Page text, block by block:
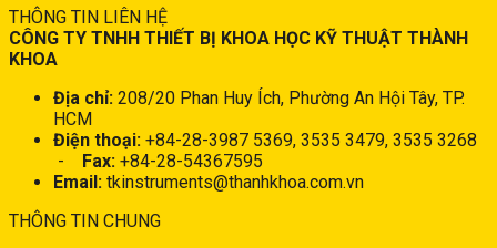
THÔNG TIN LIÊN HỆ
CÔNG TY TNHH THIẾT BỊ KHOA HỌC KỸ THUẬT THÀNH
KHOA
Địa chỉ: 208/20 Phan Huy Ích, Phường An Hội Tây, TP.
HCM
Điện thoại: +84-28-3987 5369, 3535 3479, 3535 3268
- Fax: +84-28-54367595
Email: tkinstruments@thanhkhoa.com.vn
THÔNG TIN CHUNG